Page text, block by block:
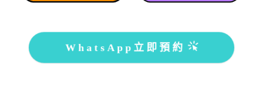
WhatsApp立即預約